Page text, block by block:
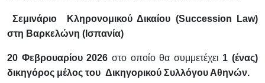
Σεμινάριο Κληρονομικού Δικαίου (Succession Law)
στη Βαρκελώνη (Ισπανία)
20 Φεβρουαρίου 2026 στο οποίο θα συμμετέχει 1 (ένας)
δικηγόρος μέλος του Δικηγορικού Συλλόγου Αθηνών.